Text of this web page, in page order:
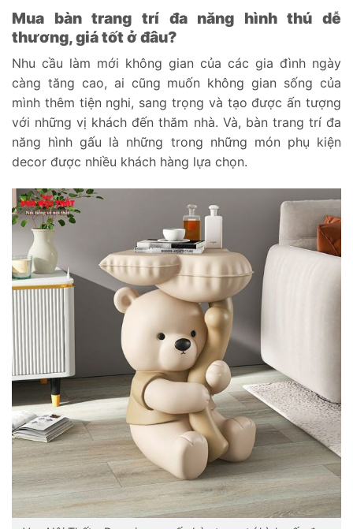
Mua bàn trang trí đa năng hình thú dễ
thương, giá tốt ở đâu?
Nhu cầu làm mới không gian của các gia đình ngày
càng tăng cao, ai cũng muốn không gian sống của
mình thêm tiện nghi, sang trọng và tạo được ấn tượng
với những vị khách đến thăm nhà. Và, bàn trang trí đa
năng hình gấu là những trong những món phụ kiện
decor được nhiều khách hàng lựa chọn.